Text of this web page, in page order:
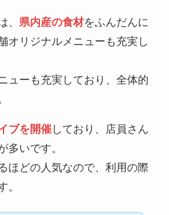
、 県内産の食材をふんだんに
オリジナルメニューも充実し
ューも充実しており、全体的
ブを開催しており、店員さん
多いです。
ほどの人気なので、利用の際
。